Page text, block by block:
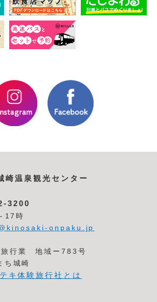
崎温泉観光センター
3200
17時
onpaku.jp
旅行業 地域ー783号
ち城崎
キ体験旅行社とは